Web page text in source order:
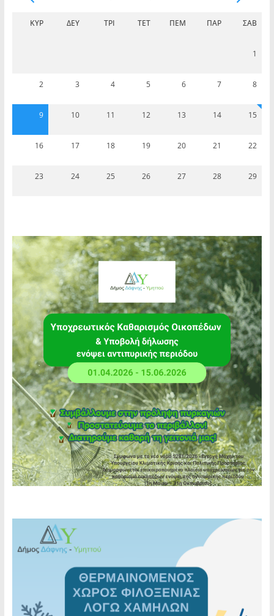
ΚΥΡ ΔΕΥ ΤΡΊ ΤΕΤ ΠΈΜ ΠΑΡ ΣΆΒ
1
2 3 4 5 6 7 8
9 10 11 12 13 14 15
16 17 18 19 20 21 22
23 24 25 26 27 28 29